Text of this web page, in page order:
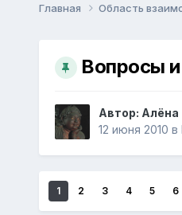
Главная Область
Вопросы
Автор: Алёна
12 июня 2010 в
1 2 3 4 5 6